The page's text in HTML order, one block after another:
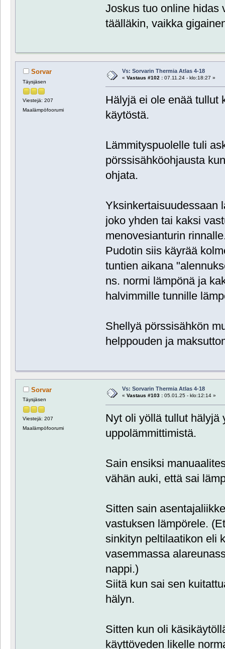
Joskus tuo online hidas
täälläkin, vaikka
Sorvar
Täysjäsen
Viestejä: 207
Maalämpöfoorumi
Vs: Sorvarin Thermia Atlas 4-18
« Vastaus #102 :07.11.24 - klo:18:27 »
Hälyjä ei ole enää tullut
käytöstä.
Lämmityspuolelle tuli
pörssisähköohjausta
ohjata.
Yksinkertaisuudessaan
joko yhden tai kaksi
menovesianturin
Pudotin siis käyrää
tuntien aikana
ns. normi lämpönä ja
halvimmille tunnille
Shellyä pörssisähkön
helppouden ja
Sorvar
Täysjäsen
Viestejä: 207
Maalämpöfoorumi
Vs: Sorvarin Thermia Atlas 4-18
« Vastaus #103 :05.01.25 - klo:12:14 »
Nyt oli yöllä tullut hälyjä
uppolämmittimistä.
Sain ensiksi
vähän auki, että sai
Sitten sain
vastuksen lämpörele.
sinkityn peltilaatikon eli
vasemmassa
nappi.)
Siitä kun sai sen
hälyn.
Sitten kun oli
käyttöveden likelle